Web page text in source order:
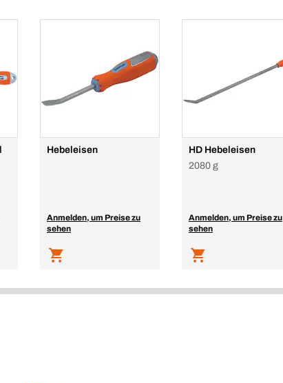
Hebeleisen
Anmelden, um Preise zu
sehen
HD Hebeleisen
2080 g
Anmelden, um Preise zu
sehen